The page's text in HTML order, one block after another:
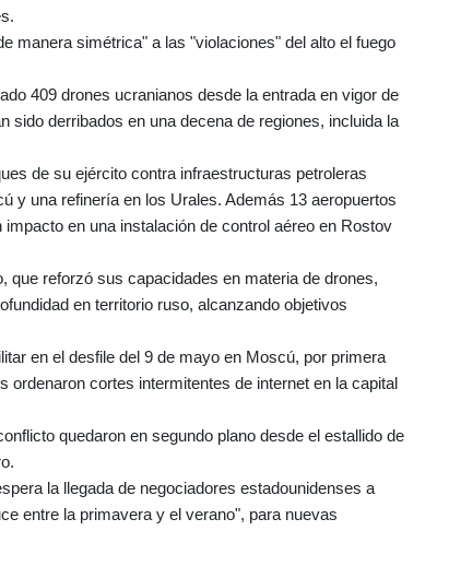
manera simétrica" a las "violaciones" del alto el fuego
409 drones ucranianos desde la entrada en vigor de
sido derribados en una decena de regiones, incluida la
de su ejército contra infraestructuras petroleras
y una refinería en los Urales. Además 13 aeropuertos
en una instalación de control aéreo en Rostov
que reforzó sus capacidades en materia de drones,
en territorio ruso, alcanzando objetivos
en el desfile del 9 de mayo en Moscú, por primera
ordenaron cortes intermitentes de internet en la capital
quedaron en segundo plano desde el estallido de
la llegada de negociadores estadounidenses a
entre la primavera y el verano", para nuevas